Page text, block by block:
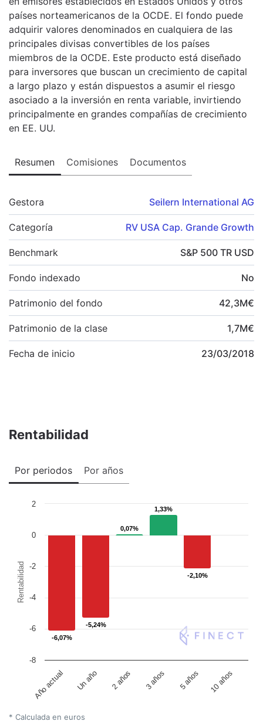
países norteamericanos de la OCDE. El fondo puede
adquirir valores denominados en cualquiera de las
principales divisas convertibles de los países
miembros de la OCDE. Este producto está diseñado
para inversores que buscan un crecimiento de capital
a largo plazo y están dispuestos a asumir el riesgo
asociado a la inversión en renta variable, invirtiendo
principalmente en grandes compañías de crecimiento
en EE. UU.
Resumen Comisiones Documentos
Gestora Seilern International AG
Categoría RV USA Cap. Grande Growth
Benchmark S&P 500 TR USD
Fondo indexado No
Patrimonio del fondo 42,3M€
Patrimonio de la clase 1,7M€
Fecha de inicio 23/03/2018
Rentabilidad
Por periodos Por años
Rentabilidad
-6,07%
-6,07%
-5,24%
-5,24%
0,07%
0,07%
1,33%
1,33%
-2,10%
-2,10%
Año actual Un año 2 años 3 años 5 años 10 años
-8
-6
-4
-2
0
2
* Calculada en euros